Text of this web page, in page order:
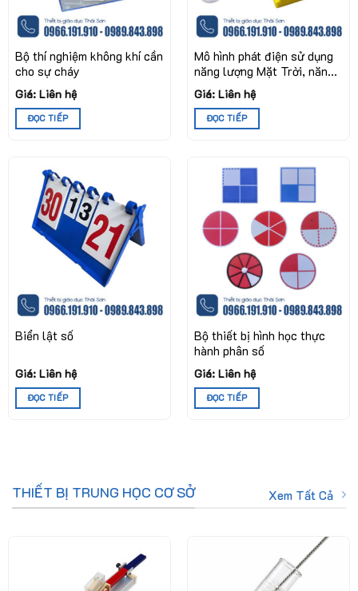
Bộ thí nghiệm không khí cần
cho sự cháy
Giá: Liên hệ
ĐỌC TIẾP
Mô hình phát điện sử dụng
năng lượng Mặt Trời, năng
lượng gió hoặc năng lượng
nước chảy
Giá: Liên hệ
ĐỌC TIẾP
Biển lật số
Giá: Liên hệ
ĐỌC TIẾP
Bộ thiết bị hình học thực
hành phân số
Giá: Liên hệ
ĐỌC TIẾP
THIẾT BỊ TRUNG HỌC CƠ SỞ Xem Tất Cả